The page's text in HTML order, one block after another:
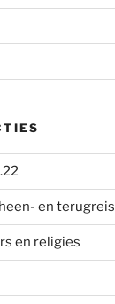
en terugreis
en religies